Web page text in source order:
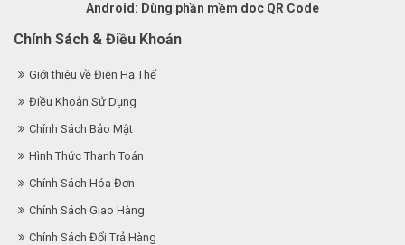
Android: Dùng phần mềm doc QR Code
Chính Sách & Điều Khoản
Giới thiệu về Điện Hạ Thế
Điều Khoản Sử Dụng
Chính Sách Bảo Mật
Hình Thức Thanh Toán
Chính Sách Hóa Đơn
Chính Sách Giao Hàng
Chính Sách Đổi Trả Hàng